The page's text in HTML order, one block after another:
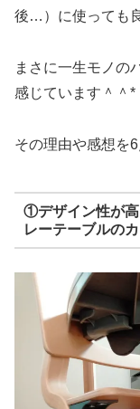
後…）に使っても
まさに一生モノの
感じています＾＾*
その理由や感想を
①デザイン性が高
レーテーブルの